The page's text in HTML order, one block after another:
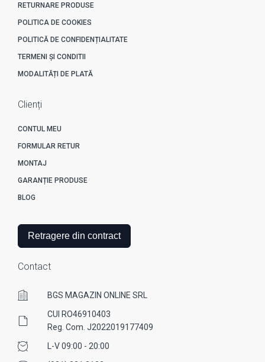
RETURNARE PRODUSE
POLITICA DE COOKIES
POLITICĂ DE CONFIDENȚIALITATE
TERMENI ȘI CONDITII
MODALITĂȚI DE PLATĂ
Clienți
CONTUL MEU
FORMULAR RETUR
MONTAJ
GARANȚIE PRODUSE
BLOG
Retragere din contract
Contact
BGS MAGAZIN ONLINE SRL
CUI RO46910403
Reg. Com. J2022019177409
L-V 09:00 - 20:00